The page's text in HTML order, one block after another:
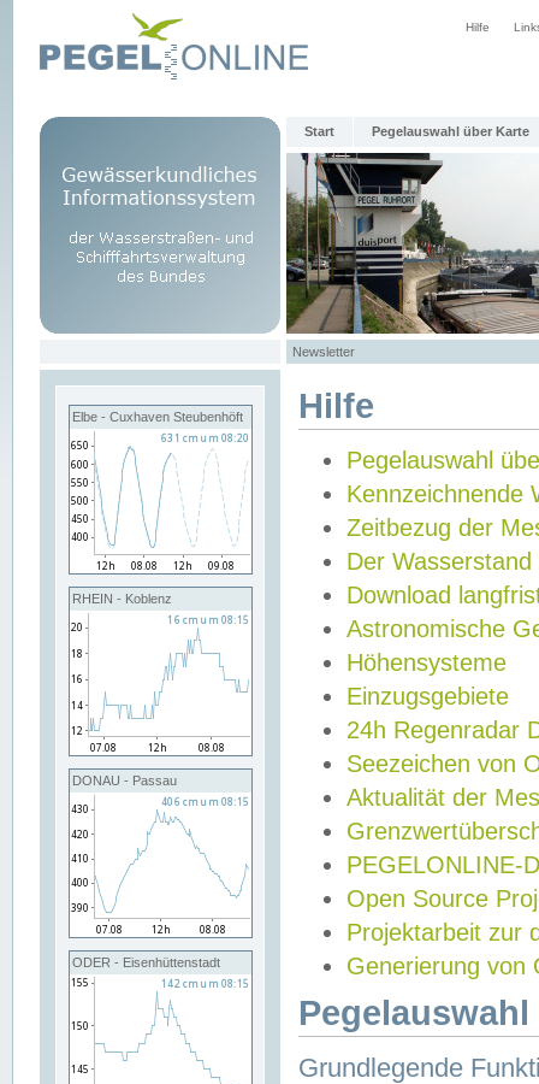
Hilfe
Start Pegelauswahl über Karte
Newsletter
Elbe - Cuxhaven Steubenhöft
RHEIN - Koblenz
DONAU - Passau
ODER - Eisenhüttenstadt
Hilfe
Pegelauswahl
Kennzeichnende
Zeitbezug der
Der Wasserstand
Download
Astronomische
Höhensysteme
Einzugsgebiete
24h Regenradar
Seezeichen von
Aktualität der
PEGELONLINE-
Open Source
Projektarbeit zur
Generierung von
Grundlegende